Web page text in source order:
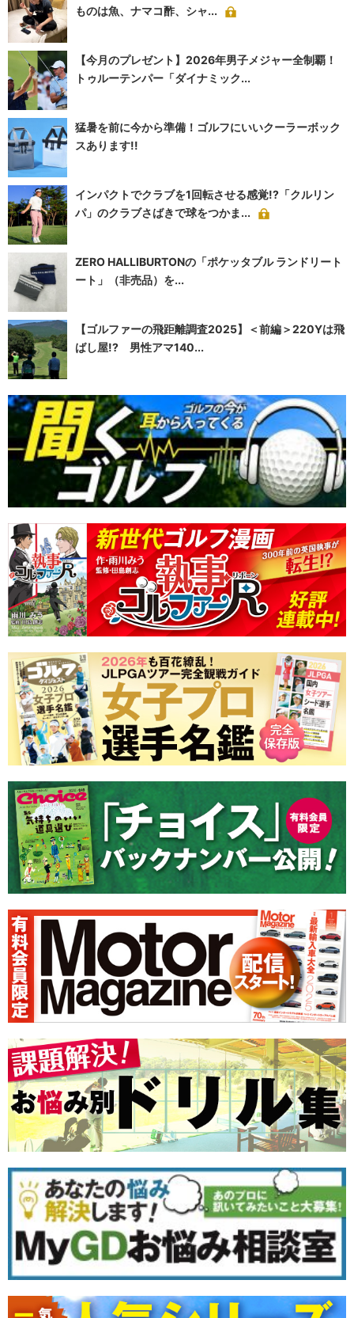
ものは魚、ナマコ酢、シャ...
【今月のプレゼント】2026年男子メジャー全制覇！
トゥルーテンパー「ダイナミック...
猛暑を前に今から準備！ゴルフにいいクーラーボック
スあります!!
インパクトでクラブを1回転させる感覚!?「クルリン
パ」のクラブさばきで球をつかま...
ZERO HALLIBURTONの「ポケッタブル ランドリート
ート」（非売品）を...
【ゴルファーの飛距離調査2025】＜前編＞220Yは飛
ばし屋!? 男性アマ140...